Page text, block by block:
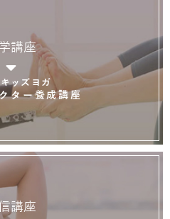
講座
ッズヨガ
ター養成講座
講座